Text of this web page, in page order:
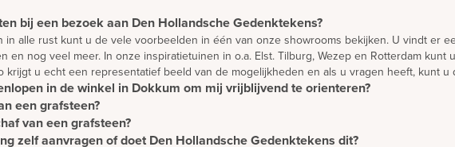
bij een bezoek aan Den Hollandsche Gedenktekens?
alle rust kunt u de vele voorbeelden in één van onze showrooms bekijken. U vindt er
en nog veel meer. In onze inspiratietuinen in o.a. Elst. Tilburg, Wezep en Rotterdam
krijgt u echt een representatief beeld van de mogelijkheden en als u vragen heeft, kunt
in de winkel in Dokkum om mij vrijblijvend te orienteren?
om rustig ideeën op te doen en te oriënteren. Wilt u advies? Dan is het verstandig
een grafsteen?
wordt met name bepaald door de mate waarin het materiaal beschikbaar is.
delen van de wereld, kunnen levertijden tussen de 7 en 15 weken bedragen.
van een grafsteen?
begint vaak bij de orieëntatie. Daarna verwerken wij ideeën die u heeft in
zelf aanvragen of doet Den Hollandsche Gedenktekens dit?